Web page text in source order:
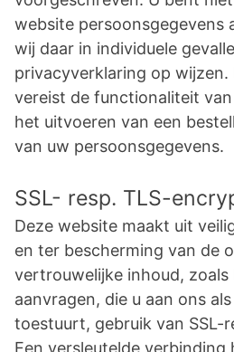
website persoonsgegevens
wij daar in individuele
privacyverklaring op wijzen.
vereist de functionaliteit
het uitvoeren van een
van uw persoonsgegevens.
SSL- resp. TLS-
Deze website maakt uit
en ter bescherming van de
vertrouwelijke inhoud,
aanvragen, die u aan ons
toestuurt, gebruik van SSL-
Een versleutelde verbinding